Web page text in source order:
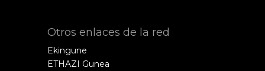
Otros enlaces de la red
Ekingune
ETHAZI Gunea